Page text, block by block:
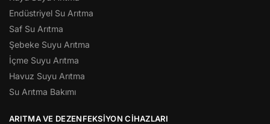
Endüstriyel Su Arıtma
Saf Su Arıtma
Şebeke Suyu Arıtma
İçme Suyu Arıtma
Havuz Suyu Arıtma
Su Arıtma Bakımı
ARITMA VE DEZENFEKSIYON CIHAZLARI